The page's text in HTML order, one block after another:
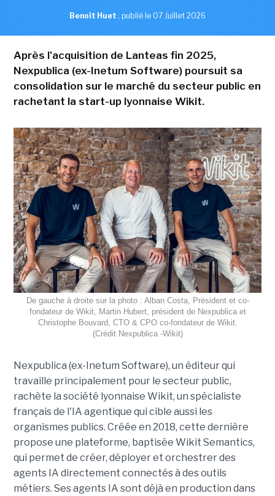
Benoît Huet , publié le 07 Juillet 2026
Après l'acquisition de Lanteas fin 2025,
Nexpublica (ex-Inetum Software) poursuit sa
consolidation sur le marché du secteur public en
rachetant la start-up lyonnaise Wikit.
De gauche à droite sur la photo : Alban Costa, Président et co-
fondateur de Wikit, Martin Hubert, président de Nexpublica et
Christophe Bouvard, CTO & CPO co-fondateur de Wikit.
(Crédit Nexpublica -Wikit)
Nexpublica (ex-Inetum Software), un éditeur qui
travaille principalement pour le secteur public,
rachète la société lyonnaise Wikit, un spécialiste
français de l'IA agentique qui cible aussi les
organismes publics. Créée en 2018, cette dernière
propose une plateforme, baptisée Wikit Semantics,
qui permet de créer, déployer et orchestrer des
agents IA directement connectés à des outils
métiers. Ses agents IA sont déjà en production dans